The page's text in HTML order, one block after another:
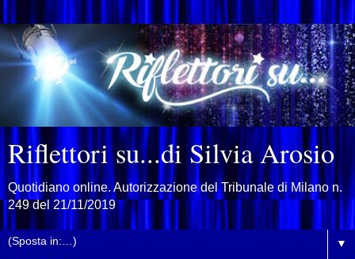
Riflettori su...di Silvia Arosio
Quotidiano online. Autorizzazione del Tribunale di Milano n.
249 del 21/11/2019
▼